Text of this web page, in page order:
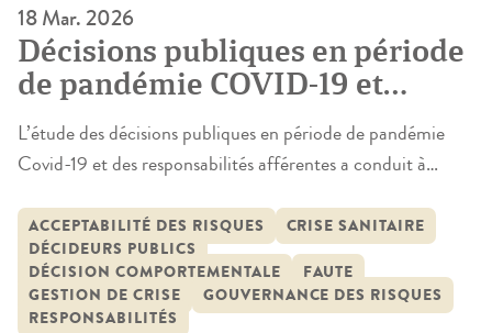
18 Mar. 2026
Décisions publiques en période
de pandémie COVID-19 et
responsabilités
L’étude des décisions publiques en période de pandémie
Covid-19 et des responsabilités afférentes a conduit à
le processus de la décision. La démarche retenue à consister
à combiner une approche à la fois juridique et de gestion
des organisations faisant ainsi travailler juristes et
gestionnaires. […]
ACCEPTABILITÉ DES RISQUES
CRISE SANITAIRE
DÉCIDEURS PUBLICS
DÉCISION COMPORTEMENTALE
FAUTE
GESTION DE CRISE
GOUVERNANCE DES RISQUES
RESPONSABILITÉS